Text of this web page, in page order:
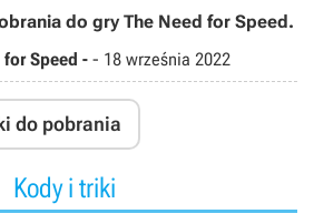
do gry The Need for Speed.
Speed - - 18 września 2022
do pobrania
Kody i triki